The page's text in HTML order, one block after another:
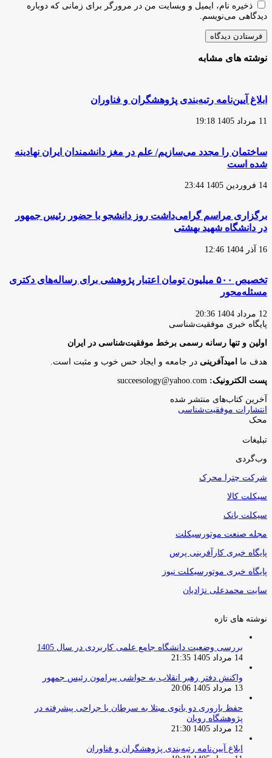
ذخیره نام، ایمیل و وبسایت من در مرورگر برای زمانی که دوباره
دیدگاهی می‌نویسم.
نوشته های مشابه
ابلاغ آیین‌نامه رتبه‌بندی پژوهشگران و فناوران
11 مرداد 1405 19:18
ساختمان را مجدد می‌سازیم/ علم در مغز دانشمندان ایران نهادینه
شده است
14 فروردین 1405 23:44
برگزاری مراسم گرامی‌داشت روز دانشجو با حضور رئیس جمهور
در دانشگاه شهید بهشتی
16 آذر 1404 12:46
تخصیص ۵۰۰ میلیون تومان اعتبار پژوهشی برای رساله‌های دکتری
مسئله‌محور
12 مرداد 1404 20:36
پایگاه‌ خبری موفقیت‌شناسی
اولین و تنها رسانه رسمی برخط موفقیت‌شناسی در ایران
هدف ما امیدآفرینی در جامعه و ایجاد حس خوب و مثبت است.
پست الکترونیک:
آخرین کتاب‌های منتشر شده
انتشارات موفقیت‌شناسی
محک
تبلیغات
وب‌گردی
شرکت چترا محرک
سیکلت کالا
سیکلت بانک
مجله صنعت موتورسیکلت
پایگاه خبری کارآفرینی پرس
پایگاه خبری موتورسیکلت نیوز
سایت محمدعلی نژادیان
نوشته های تازه
بررسی وضعیت دانشگاه جامع علمی کاربردی در سال 1405
14 مرداد 1405 21:35
واکنش دفتر رهبر انقلاب به حواشی پیرامون رئیس جمهور
13 مرداد 1405 20:06
حفظ باروری دو بانوی مبتلا به سرطان با جراحی پیشرفته در
پژوهشگاه رویان
12 مرداد 1405 21:30
ابلاغ آیین‌نامه رتبه‌بندی پژوهشگران و فناوران